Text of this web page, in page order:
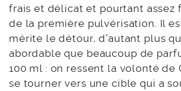
frais et délicat et pourtant assez
de la première pulvérisation. Il
mérite le détour, d’autant plus
abordable que beaucoup de
100 ml : on ressent la volonté de
se tourner vers une cible qui a